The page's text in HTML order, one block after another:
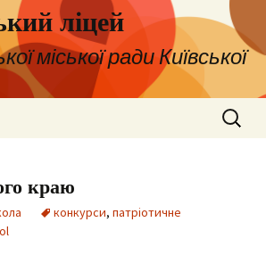
ліцей
міської ради Київської
Пошук:
краю
конкурси, патріотичне